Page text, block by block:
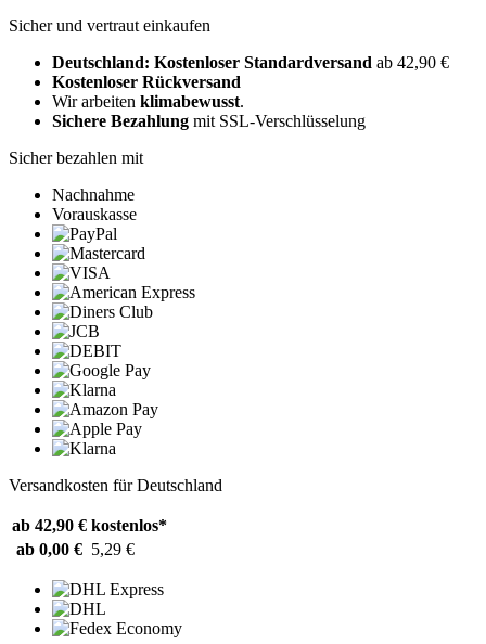
Sicher und vertraut einkaufen
Deutschland: Kostenloser Standardversand ab 42,90 €
Kostenloser Rückversand
Wir arbeiten klimabewusst.
Sichere Bezahlung mit SSL-Verschlüsselung
Sicher bezahlen mit
Nachnahme
Vorauskasse
Versandkosten für Deutschland
ab 42,90 € kostenlos*
ab 0,00 € 5,29 €